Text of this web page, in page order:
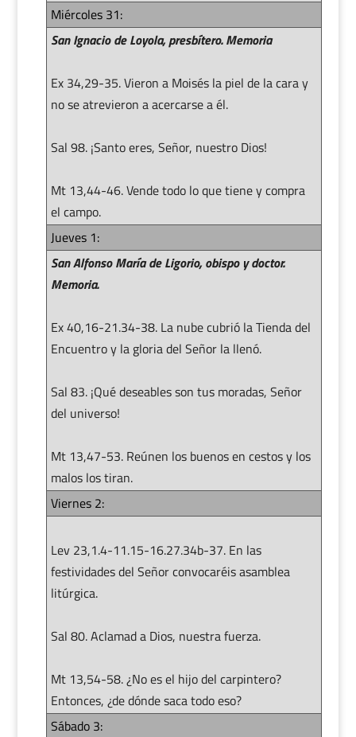
Miércoles 31:
San Ignacio de Loyola, presbítero. Memoria
Ex 34,29-35. Vieron a Moisés la piel de la cara y
no se atrevieron a acercarse a él.
Sal 98. ¡Santo eres, Señor, nuestro Dios!
Mt 13,44-46. Vende todo lo que tiene y compra
el campo.
Jueves 1:
San Alfonso María de Ligorio, obispo y doctor.
Memoria.
Ex 40,16-21.34-38. La nube cubrió la Tienda del
Encuentro y la gloria del Señor la llenó.
Sal 83. ¡Qué deseables son tus moradas, Señor
del universo!
Mt 13,47-53. Reúnen los buenos en cestos y los
malos los tiran.
Viernes 2:
Lev 23,1.4-11.15-16.27.34b-37. En las
festividades del Señor convocaréis asamblea
litúrgica.
Sal 80. Aclamad a Dios, nuestra fuerza.
Mt 13,54-58. ¿No es el hijo del carpintero?
Entonces, ¿de dónde saca todo eso?
Sábado 3: